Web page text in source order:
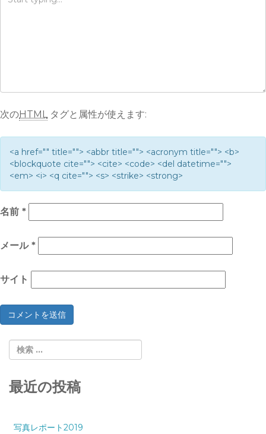
次のHTMLタグと属性が使えます:
<a href="" title=""> <abbr title=""> <acronym title=""> <b>
<blockquote cite=""> <cite> <code> <del datetime="">
<em> <i> <q cite=""> <s> <strike> <strong>
名前 *
メール *
サイト
最近の投稿
写真レポート2019